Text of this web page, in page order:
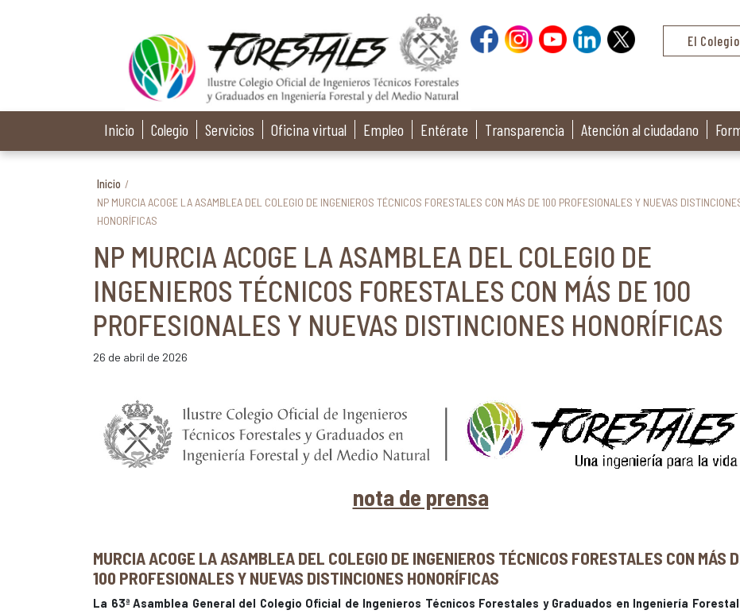
El Colegio
Inicio Colegio Servicios Oficina virtual Empleo Entérate Transparencia Atención al ciudadano
Inicio /
NP MURCIA ACOGE LA ASAMBLEA DEL COLEGIO DE INGENIEROS TÉCNICOS FORESTALES CON MÁS DE 100 PROFESIONALES Y NUEVAS
HONORÍFICAS
NP MURCIA ACOGE LA ASAMBLEA DEL COLEGIO DE
INGENIEROS TÉCNICOS FORESTALES CON MÁS DE 100
PROFESIONALES Y NUEVAS DISTINCIONES HONORÍFICAS
26 de abril de 2026
nota de prensa
MURCIA ACOGE LA ASAMBLEA DEL COLEGIO DE INGENIEROS TÉCNICOS FORESTALES CON MÁS
100 PROFESIONALES Y NUEVAS DISTINCIONES HONORÍFICAS
La 63ª Asamblea General del Colegio Oficial de Ingenieros Técnicos Forestales y Graduados en Ingeniería